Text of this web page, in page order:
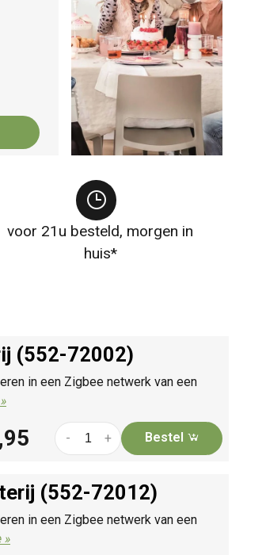
voor 21u besteld, morgen in
huis*
(552-72002)
in een Zigbee netwerk van een
+
- Bestel
(552-72012)
in een Zigbee netwerk van een
»